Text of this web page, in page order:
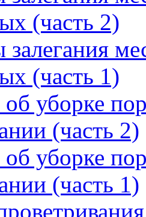
(часть 2)
залегания
(часть 1)
об уборке
(часть 2)
об уборке
(часть 1)